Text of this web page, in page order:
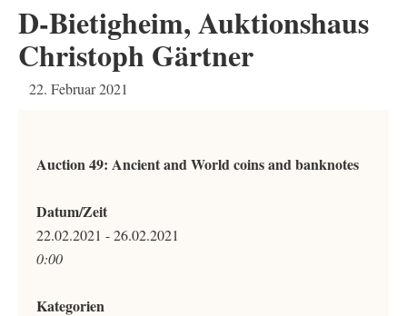
D-Bietigheim, Auktionshaus
Christoph Gärtner
22. Februar 2021
Auction 49: Ancient and World coins and banknotes
Datum/Zeit
22.02.2021 - 26.02.2021
0:00
Kategorien